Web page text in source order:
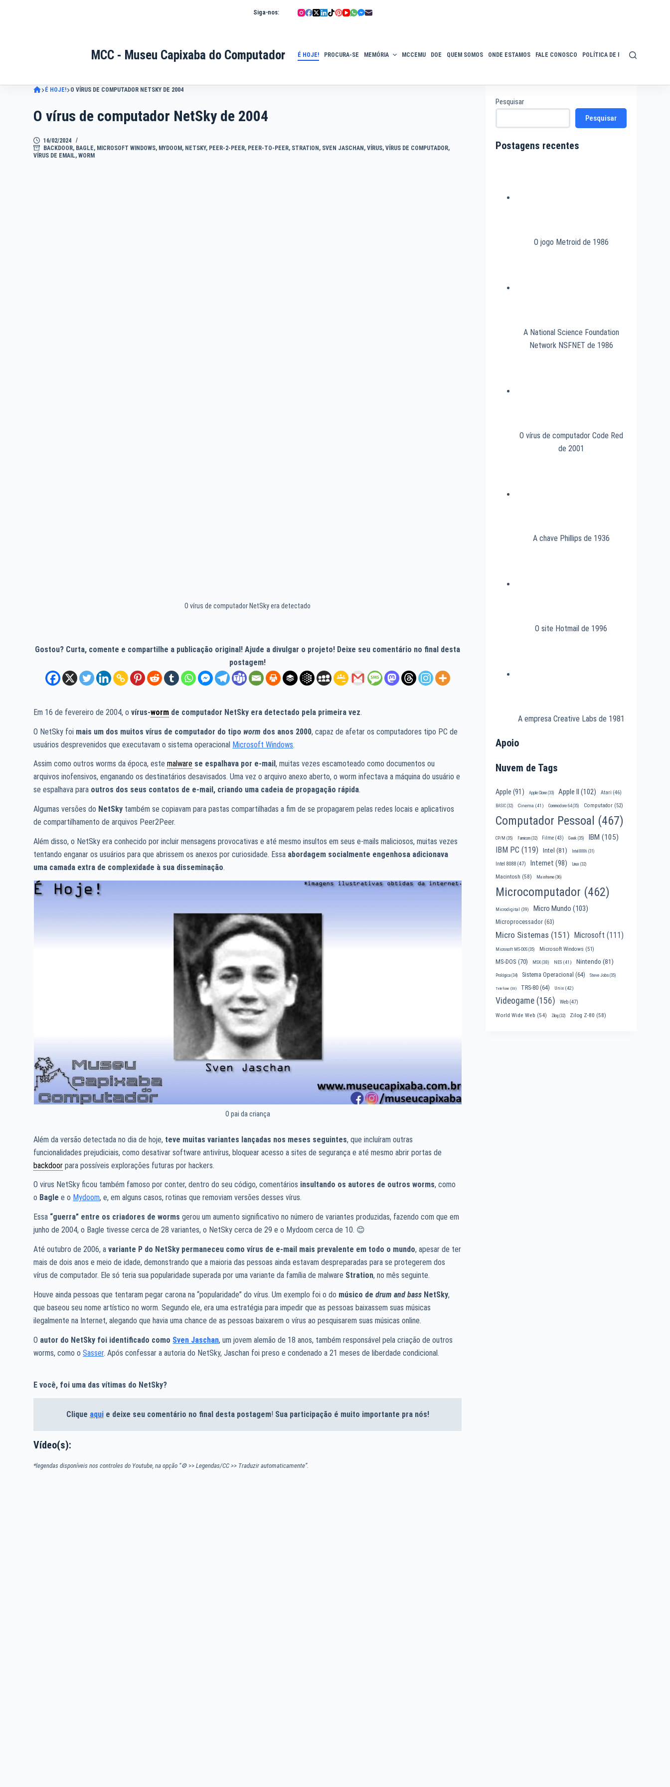
Siga-nos:
MCC - Museu Capixaba do Computador É HOJE! PROCURA-SE MEMÓRIA MCCEMU DOE QUEM SOMOS ONDE ESTAMOS FALE CONOSCO POLÍTICA DE PRIVACIDADE
É HOJE! O VÍRUS DE COMPUTADOR NETSKY DE 2004
O vírus de computador NetSky de 2004
16/02/2024
BACKDOOR, BAGLE, MICROSOFT WINDOWS, MYDOOM , NETSKY, PEER-2-PEER, PEER-TO-PEER, STRATION , SVEN JASCHAN ,VÍRUS,VÍRUS DE COMPUTADOR,
VÍRUS DE EMAIL,WORM
O vírus de computador NetSky era detectado
Gostou? Curta, comente e compartilhe a publicação original! Ajude a divulgar o projeto! Deixe seu comentário no final desta
postagem!
Em 16 de fevereiro de 2004, ovírus-worm de computador NetSky era detectado pela primeira vez.
O NetSky foi mais um dos muitos vírus de computador do tipo worm dos anos 2000, capaz de afetar os computadores tipo PC de
usuários desprevenidos que executavam o sistema operacional Microsoft Windows.
Assim como outros worms da época, estemalware se espalhava por e-mail, muitas vezes escamoteado como documentos ou
arquivos inofensivos, enganando os destinatários desavisados. Uma vez o arquivo anexo aberto, o worm infectava a máquina do usuário e
se espalhava para outros dos seus contatos de e-mail, criando uma cadeia de propagação rápida.
Algumas versões do NetSky também se copiavam para pastas compartilhadas a fim de se propagarem pelas redes locais e aplicativos
de compartilhamento de arquivos Peer2Peer.
Além disso, o NetSky era conhecido por incluir mensagens provocativas e até mesmo insultos em seus e-mails maliciosos, muitas vezes
tentando enganar os usuários para que abrissem os anexos por curiosidade. Essa abordagem socialmente engenhosa adicionava
uma camada extra de complexidade à sua disseminação.
O pai da criança
Além da versão detectada no dia de hoje, teve muitas variantes lançadas nos meses seguintes, que incluíram outras
funcionalidades prejudiciais, como desativar software antivírus, bloquear acesso a sites de segurança e até mesmo abrir portas de
backdoor para possíveis explorações futuras por hackers.
O virus NetSky ficou também famoso por conter, dentro do seu código, comentários insultando os autores de outros worms, como
o Bagle e o Mydoom, e, em alguns casos, rotinas que removiam versões desses vírus.
Essa “guerra” entre os criadores de worms gerou um aumento significativo no número de variantes produzidas, fazendo com que em
junho de 2004, o Bagle tivesse cerca de 28 variantes, o NetSky cerca de 29 e o Mydoom cerca de 10. 😊
Até outubro de 2006, avariante P do NetSky permaneceu como vírus de e-mail mais prevalente em todo o mundo, apesar de ter
mais de dois anos e meio de idade, demonstrando que a maioria das pessoas ainda estavam despreparadas para se protegerem dos
vírus de computador. Ele só teria sua popularidade superada por uma variante da família de malware Stration, no mês seguinte.
Houve ainda pessoas que tentaram pegar carona na “popularidade” do vírus. Um exemplo foi o do músico dedrum and bass NetSky,
que baseou seu nome artístico no worm. Segundo ele, era uma estratégia para impedir que as pessoas baixassem suas músicas
ilegalmente na Internet, alegando que havia uma chance de as pessoas baixarem o vírus ao pesquisarem suas músicas online.
O autor do NetSky foi identificado como Sven Jaschan, um jovem alemão de 18 anos, também responsável pela criação de outros
worms, como oSasser. Após confessar a autoria do NetSky, Jaschan foi preso e condenado a 21 meses de liberdade condicional.
E você, foi uma das vítimas do NetSky?
Clique aquie deixe seu comentário no final desta postagem! Sua participação é muito importante pra nós!
Vídeo(s):
*legendas disponíveis nos controles do Youtube, na opção “⚙ >>Legendas/CC >> Traduzir automaticamente”.
Pesquisar
Pesquisar
Postagens recentes
O jogo Metroid de 1986
A National Science Foundation
Network NSFNET de 1986
O vírus de computador Code Red
de 2001
A chave Phillips de 1936
O site Hotmail de 1996
A empresa Creative Labs de 1981
Apoio
Nuvem de Tags
Apple (91) Apple Clone (33) Apple II (102) Atari (46)
BASIC (32) Cinema (41) Commodore 64(35) Computador (52)
Computador Pessoal (467)
CP/M (35) Famicom (32) Filme (43) Geek (35) IBM (105)
IBM PC (119) Intel (81) Intel 8086 (31)
Intel 8088 (47) Internet (98) Linux (32)
Macintosh (58) Mainframe (36)
Microcomputador (462)
Microdigital (39) Micro Mundo (103)
Microprocessador (63)
Micro Sistemas (151) Microsoft (111)
Microsoft MS-DOS (35) Microsoft Windows (51)
MS-DOS (70) MSX(38) NES (41) Nintendo (81)
Prológica (34) Sistema Operacional (64) Steve Jobs (35)
Telefone (30) TRS-80 (64) Unix (42)
Videogame (156) Web (47)
World Wide Web (54) Zilog (32) Zilog Z-80 (58)